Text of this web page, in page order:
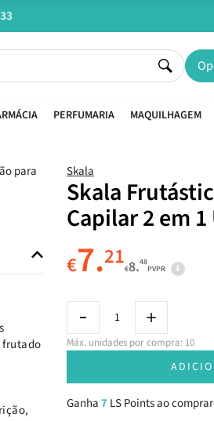
PERFUMARIA MAQUILHAGEM
frutado
Skala
Skala
Capilar 2 em
€7.21€8.48
PVPR
Máx. unidades por compra: 10
Ganha7 LS Points ao